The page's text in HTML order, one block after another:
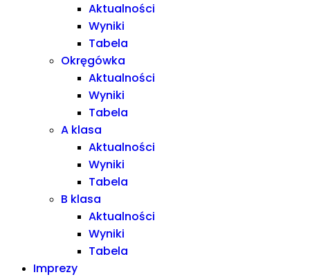
Aktualności
Wyniki
Tabela
Okręgówka
Aktualności
Wyniki
Tabela
A klasa
Aktualności
Wyniki
Tabela
B klasa
Aktualności
Wyniki
Tabela
Imprezy